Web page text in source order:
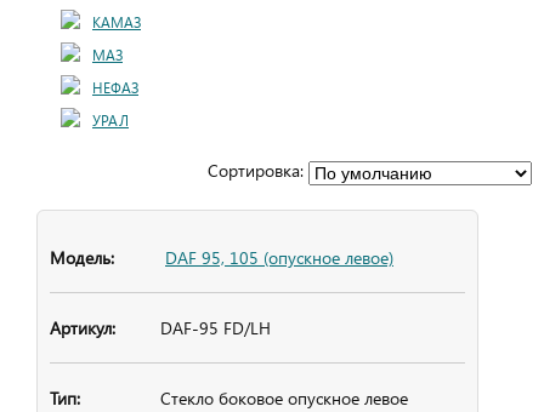
КАМАЗ
МАЗ
НЕФАЗ
УРАЛ
Сортировка:
DAF 95, 105 (опускное левое)
DAF-95 FD/LH
Стекло боковое опускное левое